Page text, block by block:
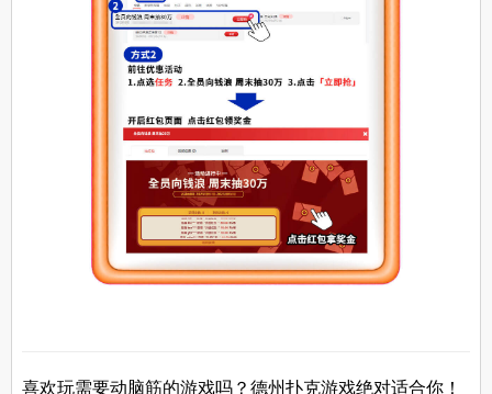
喜欢玩需要动脑筋的游戏吗？德州扑克游戏绝对适合你！